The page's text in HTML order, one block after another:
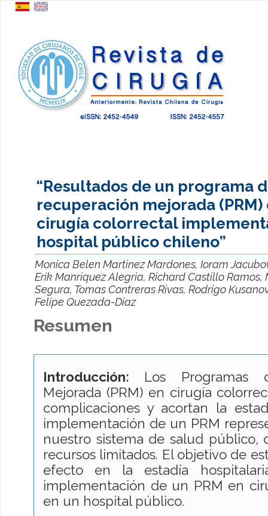
“Resultados de un programa
recuperación mejorada (PRM)
cirugía colorrectal
hospital público chileno”
Monica Belen Martinez Mardones, Ioram
Erik Manriquez Alegria, Richard Castillo Ramos,
Segura, Tomas Contreras Rivas, Rodrigo
Felipe Quezada-Diaz
Resumen
Introducción: Los Programas
Mejorada (PRM) en cirugía
complicaciones y acortan la
implementación de un PRM
nuestro sistema de salud público,
recursos limitados. El objetivo de
efecto en la estadía
implementación de un PRM en
en un hospital público.